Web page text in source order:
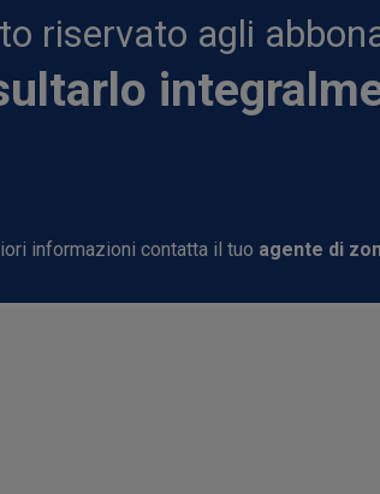
riservato agli
informazioni contatta il tuo agente di